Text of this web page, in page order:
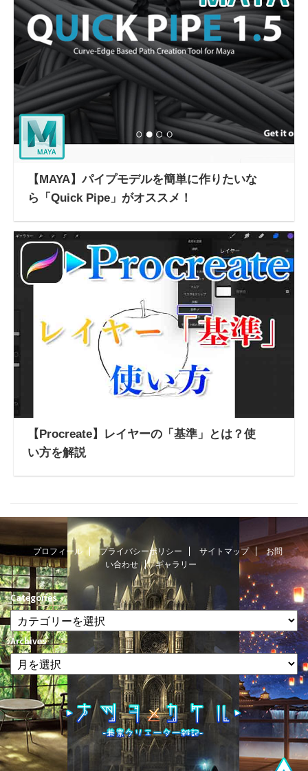
【MAYA】パイプモデルを簡単に作りたいな
ら「Quick Pipe」がオススメ！
【Procreate】レイヤーの「基準」とは？使
い方を解説
プロフィール プライバシーポリシー サイトマップ
お問
い合わせ
ギャラリー
Categories
Archives